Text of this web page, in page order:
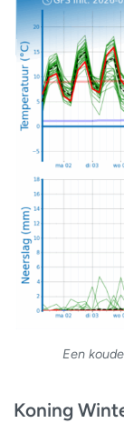
Een
Koning